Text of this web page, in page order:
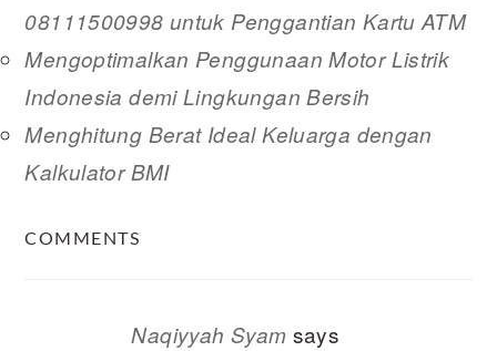
08111500998 untuk Penggantian Kartu ATM
Mengoptimalkan Penggunaan Motor Listrik
Indonesia demi Lingkungan Bersih
Menghitung Berat Ideal Keluarga dengan
Kalkulator BMI
COMMENTS
Naqiyyah Syam says